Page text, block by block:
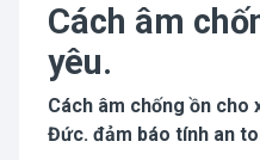
Cách âm
yêu.
Cách âm chống ồn cho
Đức. đảm báo tính an